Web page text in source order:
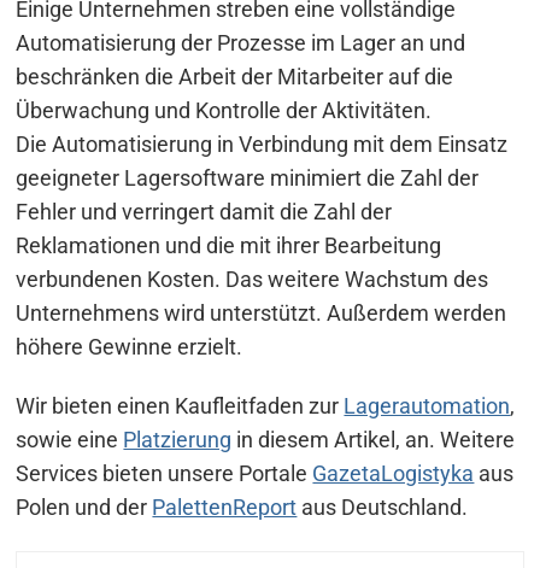
Einige Unternehmen streben eine vollständige
Automatisierung der Prozesse im Lager an und
beschränken die Arbeit der Mitarbeiter auf die
Überwachung und Kontrolle der Aktivitäten.
Die Automatisierung in Verbindung mit dem Einsatz
geeigneter Lagersoftware minimiert die Zahl der
Fehler und verringert damit die Zahl der
Reklamationen und die mit ihrer Bearbeitung
verbundenen Kosten. Das weitere Wachstum des
Unternehmens wird unterstützt. Außerdem werden
höhere Gewinne erzielt.
Wir bieten einen Kaufleitfaden zur Lagerautomation,
sowie eine Platzierung in diesem Artikel, an. Weitere
Services bieten unsere Portale GazetaLogistyka aus
Polen und der PalettenReport aus Deutschland.